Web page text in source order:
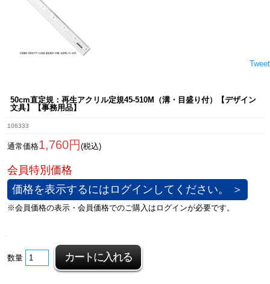
Tweet
50cm直定規：再生アクリル定規45-510M（溝・目盛り付）【デザイン
文具】【事務用品】
106333
通常価格1,760円 (税込)
価格を表示するにはログインしてください。 ＞
数量